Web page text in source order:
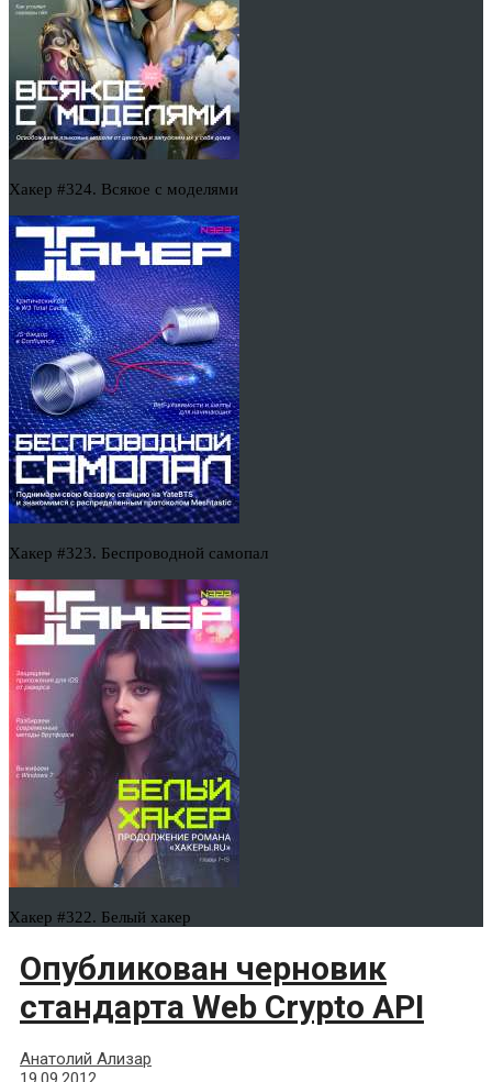
Хакер #324. Всякое с моделями
Хакер #323. Беспроводной самопал
Хакер #322. Белый хакер
Опубликован черновик
стандарта Web Crypto API
Анатолий Ализар